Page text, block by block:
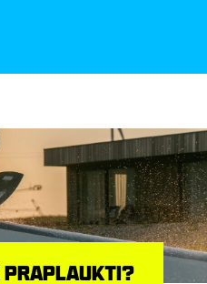
PRAPLAUKTI?